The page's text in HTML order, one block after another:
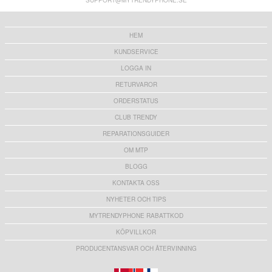
HEM
KUNDSERVICE
LOGGA IN
RETURVAROR
ORDERSTATUS
CLUB TRENDY
REPARATIONSGUIDER
OM MTP
BLOGG
KONTAKTA OSS
NYHETER OCH TIPS
MYTRENDYPHONE RABATTKOD
KÖPVILLKOR
PRODUCENTANSVAR OCH ÅTERVINNING